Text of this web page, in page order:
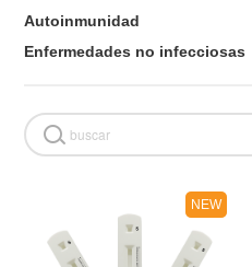
Autoinmunidad
Enfermedades no infecciosas
NEW